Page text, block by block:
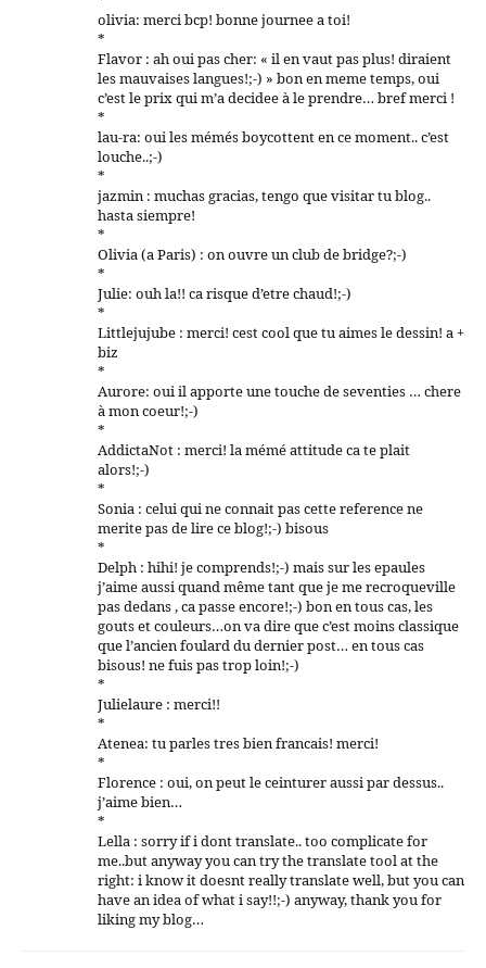
olivia: merci bcp! bonne journee a toi!
*
Flavor : ah oui pas cher: « il en vaut pas plus! diraient
les mauvaises langues!;-) » bon en meme temps, oui
c’est le prix qui m’a decidee à le prendre… bref merci !
*
lau-ra: oui les mémés boycottent en ce moment.. c’est
louche..;-)
*
jazmin : muchas gracias, tengo que visitar tu blog..
hasta siempre!
*
Olivia (a Paris) : on ouvre un club de bridge?;-)
*
Julie: ouh la!! ca risque d’etre chaud!;-)
*
Littlejujube : merci! cest cool que tu aimes le dessin! a +
biz
*
Aurore: oui il apporte une touche de seventies … chere
à mon coeur!;-)
*
AddictaNot : merci! la mémé attitude ca te plait
alors!;-)
*
Sonia : celui qui ne connait pas cette reference ne
merite pas de lire ce blog!;-) bisous
*
Delph : hihi! je comprends!;-) mais sur les epaules
j’aime aussi quand même tant que je me recroqueville
pas dedans , ca passe encore!;-) bon en tous cas, les
gouts et couleurs…on va dire que c’est moins classique
que l’ancien foulard du dernier post… en tous cas
bisous! ne fuis pas trop loin!;-)
*
Julielaure : merci!!
*
Atenea: tu parles tres bien francais! merci!
*
Florence : oui, on peut le ceinturer aussi par dessus..
j’aime bien…
*
Lella : sorry if i dont translate.. too complicate for
me..but anyway you can try the translate tool at the
right: i know it doesnt really translate well, but you can
have an idea of what i say!!;-) anyway, thank you for
liking my blog…